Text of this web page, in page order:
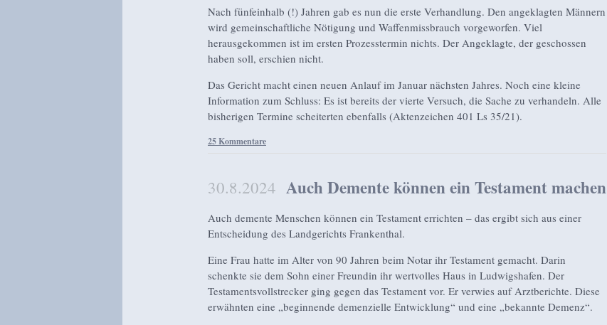
Nach fünfeinhalb (!) Jahren gab es nun die erste Verhandlung. Den angeklagten Männern
wird gemeinschaftliche Nötigung und Waffenmissbrauch vorgeworfen. Viel
herausgekommen ist im ersten Prozesstermin nichts. Der Angeklagte, der geschossen
haben soll, erschien nicht.
Das Gericht macht einen neuen Anlauf im Januar nächsten Jahres. Noch eine kleine
Information zum Schluss: Es ist bereits der vierte Versuch, die Sache zu verhandeln. Alle
bisherigen Termine scheiterten ebenfalls (Aktenzeichen 401 Ls 35/21).
25 Kommentare
30.8.2024 Auch Demente können ein Testament machen
Auch demente Menschen können ein Testament errichten – das ergibt sich aus einer
Entscheidung des Landgerichts Frankenthal.
Eine Frau hatte im Alter von 90 Jahren beim Notar ihr Testament gemacht. Darin
schenkte sie dem Sohn einer Freundin ihr wertvolles Haus in Ludwigshafen. Der
Testamentsvollstrecker ging gegen das Testament vor. Er verwies auf Arztberichte. Diese
erwähnten eine „beginnende demenzielle Entwicklung“ und eine „bekannte Demenz“.